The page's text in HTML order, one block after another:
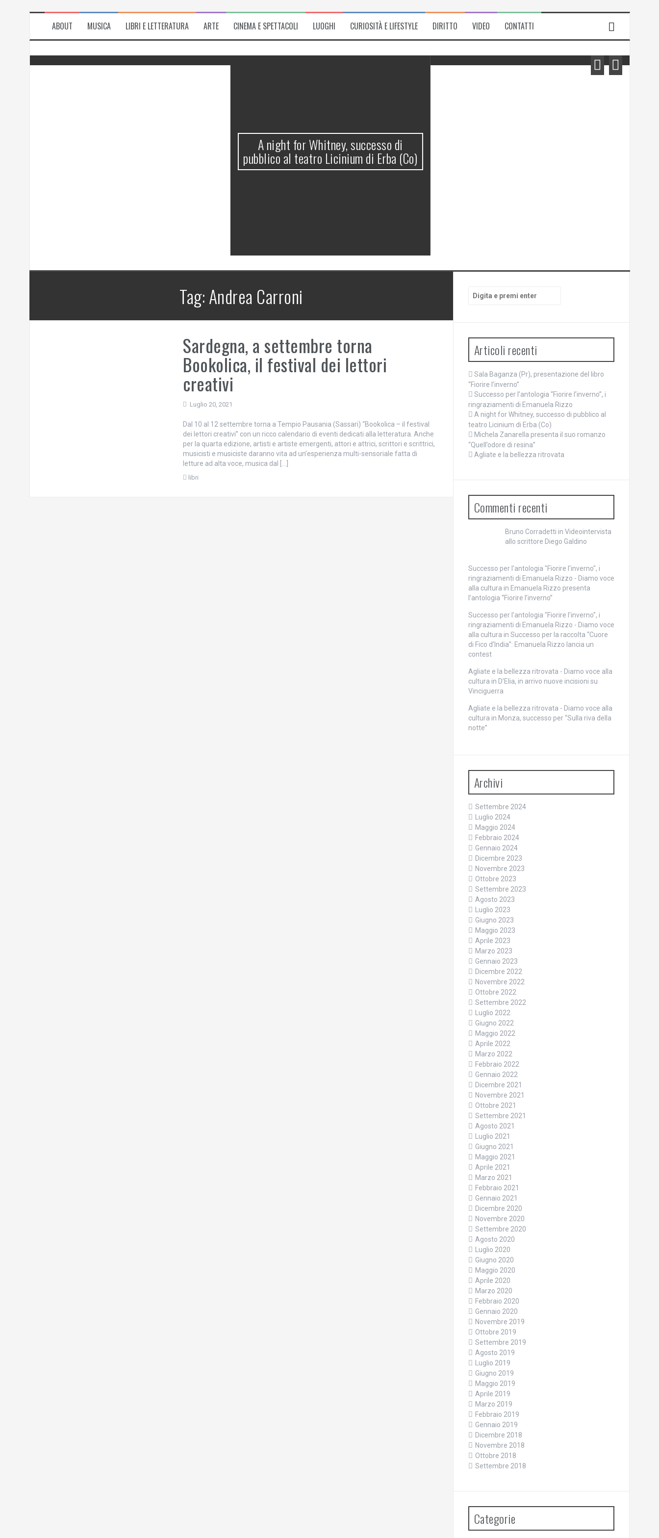
ABOUT MUSICA LIBRI E LETTERATURA ARTE CINEMA E SPETTACOLI LUOGHI CURIOSITÀ E LIFESTYLE DIRITTO VIDEO CONTATTI
A night for Whitney, successo di
pubblico al teatro Licinium di Erba (Co)
Michela Zanarella presenta il suo
Tag:Andrea Carroni
Sardegna, a settembre torna
Bookolica, il festival dei lettori
creativi
Luglio 20, 2021
Dal 10 al 12 settembre torna a Tempio Pausania (Sassari) “Bookolica – il festival
dei lettori creativi” con un ricco calendario di eventi dedicati alla letteratura. Anche
per la quarta edizione, artisti e artiste emergenti, attori e attrici, scrittori e scrittrici,
musicisti e musiciste daranno vita ad un’esperienza multi-sensoriale fatta di
letture ad alta voce, musica dal […]
libri
Articoli recenti
Sala Baganza (Pr), presentazione del libro
“Fiorire l’inverno”
Successo per l’antologia “Fiorire l’inverno”, i
ringraziamenti di Emanuela Rizzo
A night for Whitney, successo di pubblico al
teatro Licinium di Erba (Co)
Michela Zanarella presenta il suo romanzo
“Quell’odore di resina”
Agliate e la bellezza ritrovata
Commenti recenti
Bruno Corradetti in Videointervista
allo scrittore Diego Galdino
Successo per l'antologia "Fiorire l'inverno", i
ringraziamenti di Emanuela Rizzo - Diamo voce
alla cultura in Emanuela Rizzo presenta
l’antologia “Fiorire l’inverno”
Successo per l'antologia "Fiorire l'inverno", i
ringraziamenti di Emanuela Rizzo - Diamo voce
alla cultura in Successo per la raccolta “Cuore
di Fico d’India”: Emanuela Rizzo lancia un
contest
Agliate e la bellezza ritrovata - Diamo voce alla
cultura in D’Elia, in arrivo nuove incisioni su
Vinciguerra
Agliate e la bellezza ritrovata - Diamo voce alla
cultura in Monza, successo per “Sulla riva della
notte”
Archivi
Settembre 2024
Luglio 2024
Maggio 2024
Febbraio 2024
Gennaio 2024
Dicembre 2023
Novembre 2023
Ottobre 2023
Settembre 2023
Agosto 2023
Luglio 2023
Giugno 2023
Maggio 2023
Aprile 2023
Marzo 2023
Gennaio 2023
Dicembre 2022
Novembre 2022
Ottobre 2022
Settembre 2022
Luglio 2022
Giugno 2022
Maggio 2022
Aprile 2022
Marzo 2022
Febbraio 2022
Gennaio 2022
Dicembre 2021
Novembre 2021
Ottobre 2021
Settembre 2021
Agosto 2021
Luglio 2021
Giugno 2021
Maggio 2021
Aprile 2021
Marzo 2021
Febbraio 2021
Gennaio 2021
Dicembre 2020
Novembre 2020
Settembre 2020
Agosto 2020
Luglio 2020
Giugno 2020
Maggio 2020
Aprile 2020
Marzo 2020
Febbraio 2020
Gennaio 2020
Novembre 2019
Ottobre 2019
Settembre 2019
Agosto 2019
Luglio 2019
Giugno 2019
Maggio 2019
Aprile 2019
Marzo 2019
Febbraio 2019
Gennaio 2019
Dicembre 2018
Novembre 2018
Ottobre 2018
Settembre 2018
Categorie